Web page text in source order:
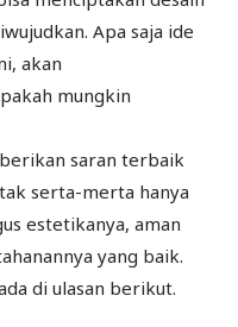
Apa saja ide
akan
mungkin
saran terbaik
serta-merta hanya
estetikanya, aman
yang baik.
di ulasan berikut.